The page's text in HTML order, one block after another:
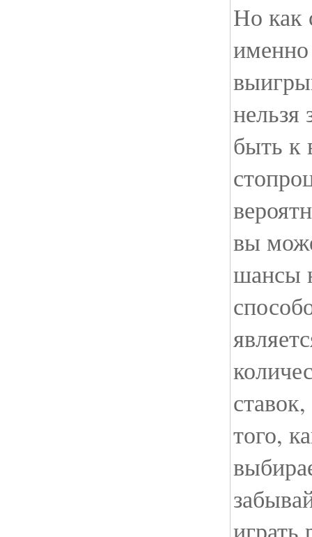
Но как
нельзя
быть к
вы
шансы
того,